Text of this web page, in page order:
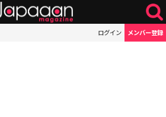
ログイン メンバー登録